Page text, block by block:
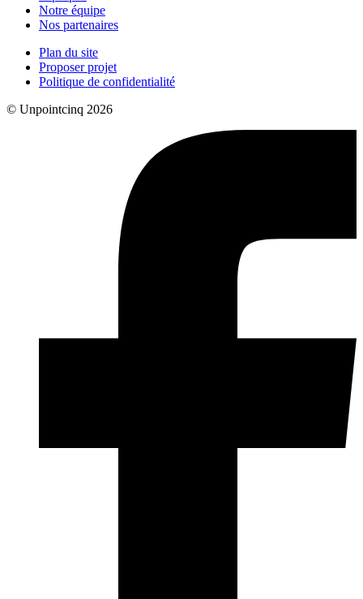
Notre équipe
Nos partenaires
Plan du site
Proposer projet
Politique de confidentialité
© Unpointcinq 2026